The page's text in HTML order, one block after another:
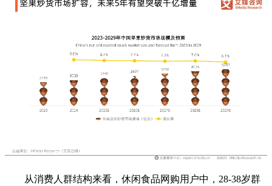
从消费人群结构来看，休闲食品网购用户中，28-38岁群